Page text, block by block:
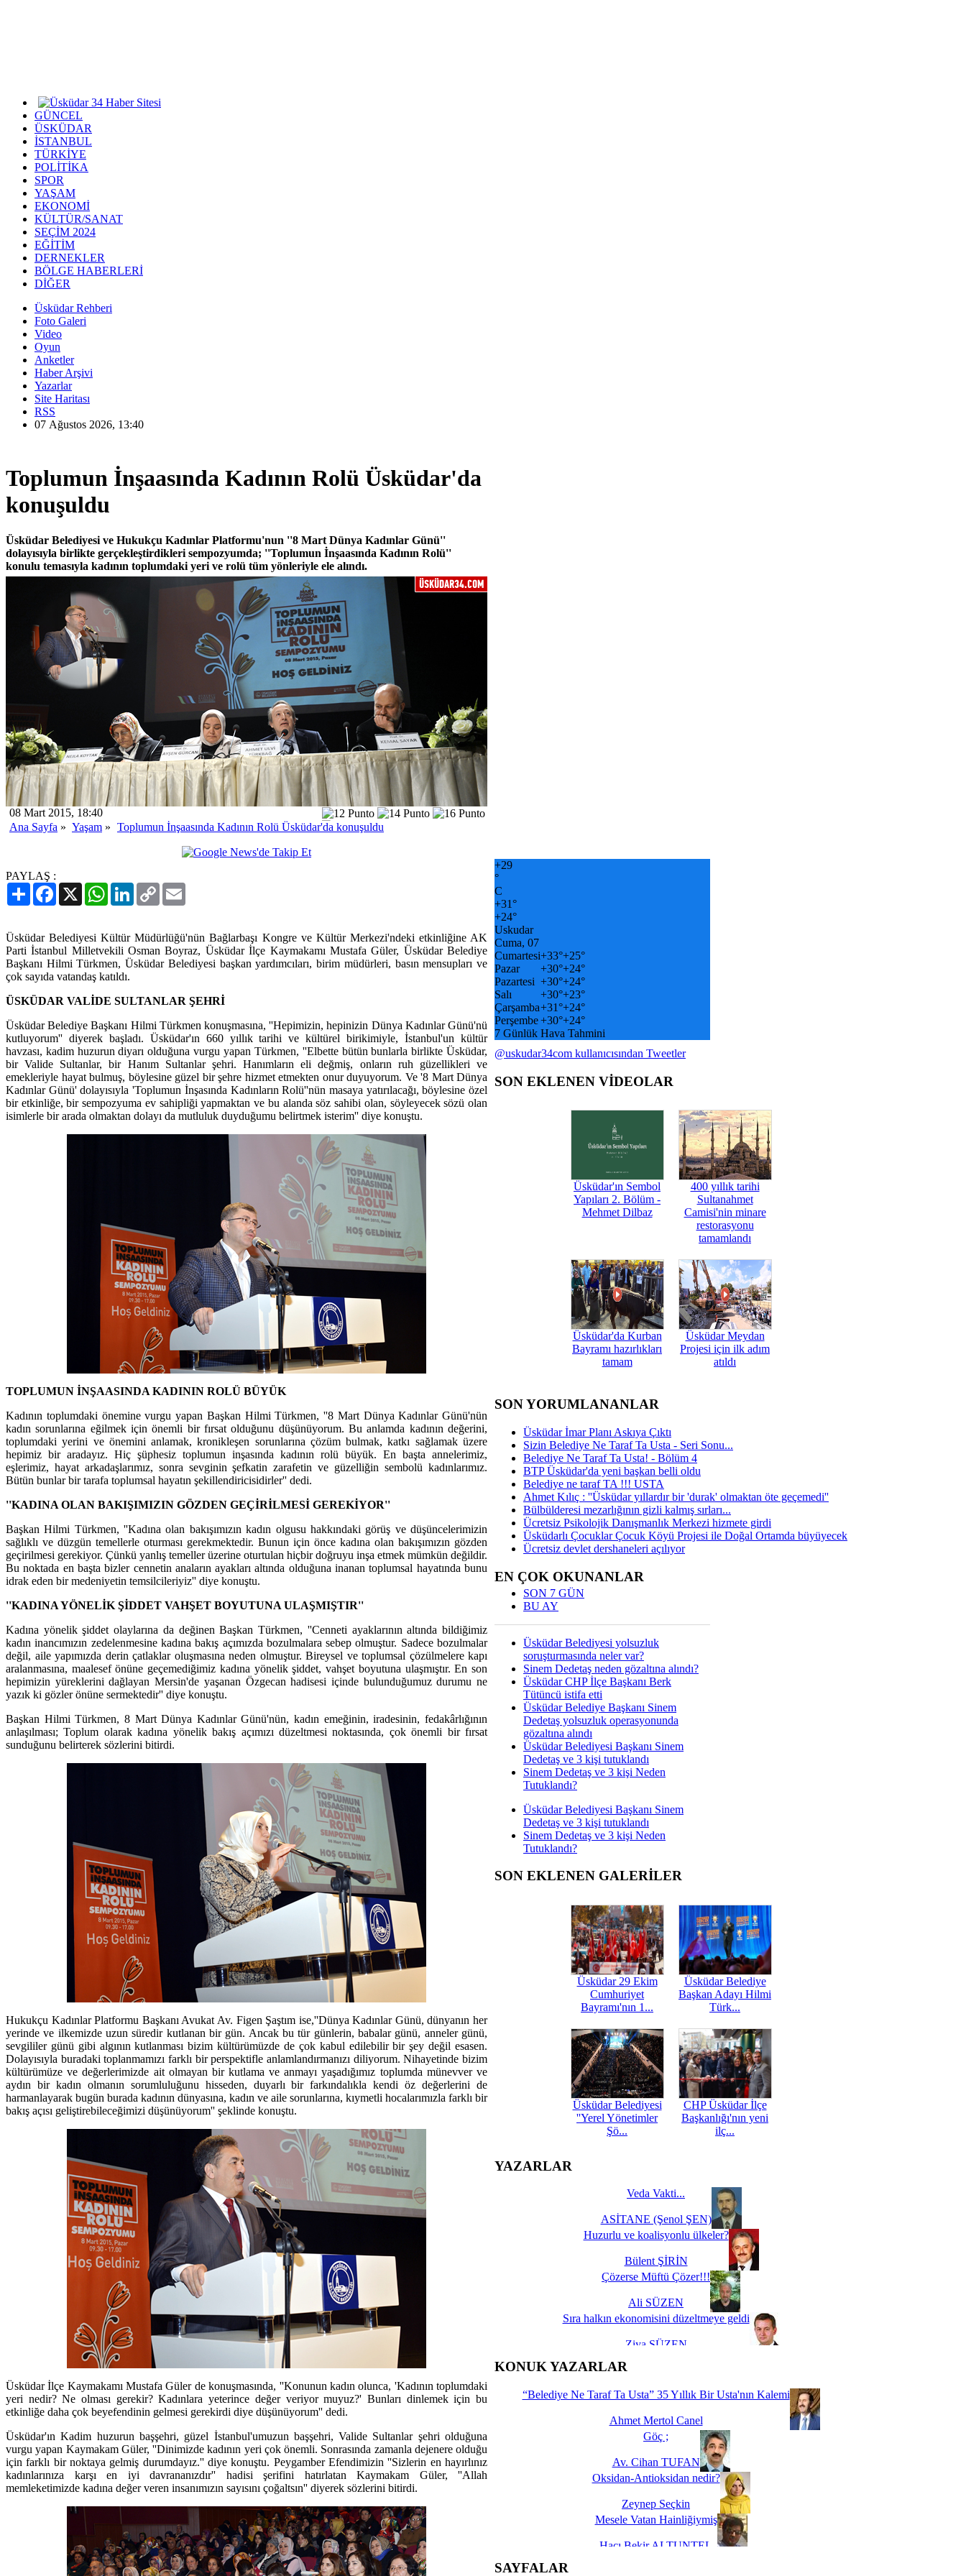
GÜNCEL
ÜSKÜDAR
İSTANBUL
TÜRKİYE
POLİTİKA
SPOR
YAŞAM
EKONOMİ
KÜLTÜR/SANAT
SEÇİM 2024
EĞİTİM
DERNEKLER
BÖLGE HABERLERİ
DİĞER
Üsküdar Rehberi
Foto Galeri
Video
Oyun
Anketler
Haber Arşivi
Yazarlar
Site Haritası
RSS
07 Ağustos 2026, 13:40
Toplumun İnşaasında Kadının Rolü Üsküdar'da
konuşuldu
Üsküdar Belediyesi ve Hukukçu Kadınlar Platformu'nun ''8 Mart Dünya Kadınlar Günü''
dolayısıyla birlikte gerçekleştirdikleri sempozyumda; ''Toplumun İnşaasında Kadının Rolü''
konulu temasıyla kadının toplumdaki yeri ve rolü tüm yönleriyle ele alındı.
08 Mart 2015, 18:40
Ana Sayfa » Yaşam » Toplumun İnşaasında Kadının Rolü Üsküdar'da konuşuldu
PAYLAŞ :
PaylaşFacebook
X WhatsAppLinkedIn
Copy
Link
Üsküdar Belediyesi Kültür Müdürlüğü'nün Bağlarbaşı Kongre ve Kültür Merkezi'ndeki etkinliğine AK
Parti İstanbul Milletvekili Osman Boyraz, Üsküdar İlçe Kaymakamı Mustafa Güler, Üsküdar Belediye
Başkanı Hilmi Türkmen, Üsküdar Belediyesi başkan yardımcıları, birim müdürleri, basın mensupları ve
çok sayıda vatandaş katıldı.
ÜSKÜDAR VALİDE SULTANLAR ŞEHRİ
Üsküdar Belediye Başkanı Hilmi Türkmen konuşmasına, ''Hepimizin, hepinizin Dünya Kadınlar Günü'nü
kutluyorum'' diyerek başladı. Üsküdar'ın 660 yıllık tarihi ve kültürel birikimiyle, İstanbul'un kültür
havzası, kadim huzurun diyarı olduğuna vurgu yapan Türkmen, ''Elbette bütün bunlarla birlikte Üsküdar,
bir Valide Sultanlar, bir Hanım Sultanlar şehri. Hanımların eli değmiş, onların ruh güzellikleri ve
emekleriyle hayat bulmuş, böylesine güzel bir şehre hizmet etmekten onur duyuyorum. Ve '8 Mart Dünya
Kadınlar Günü' dolayısıyla 'Toplumun İnşasında Kadınların Rolü''nün masaya yatırılacağı, böylesine özel
bir etkinliğe, bir sempozyuma ev sahipliği yapmaktan ve bu alanda söz sahibi olan, söyleyecek sözü olan
isimlerle bir arada olmaktan dolayı da mutluluk duyduğumu belirtmek isterim'' diye konuştu.
TOPLUMUN İNŞAASINDA KADININ ROLÜ BÜYÜK
Kadının toplumdaki önemine vurgu yapan Başkan Hilmi Türkmen, ''8 Mart Dünya Kadınlar Günü'nün
kadın sorunlarına eğilmek için önemli bir fırsat olduğunu düşünüyorum. Bu anlamda kadının değerini,
toplumdaki yerini ve önemini anlamak, kronikleşen sorunlarına çözüm bulmak, katkı sağlamak üzere
hepimiz bir aradayız. Hiç şüphesiz toplumun inşasında kadının rolü büyük. En başta annelerimiz,
eşlerimiz, hayat arkadaşlarımız, sonra sevginin şefkatin zarafetin ve güzelliğin sembolü kadınlarımız.
Bütün bunlar bir tarafa toplumsal hayatın şekillendiricisidirler'' dedi.
''KADINA OLAN BAKIŞIMIZIN GÖZDEN GEÇİRİLMESİ GEREKİYOR''
Başkan Hilmi Türkmen, ''Kadına olan bakışımızın kadın olgusu hakkındaki görüş ve düşüncelerimizin
sağlıklı ve düzgün temellerle oturması gerekmektedir. Bunun için önce kadına olan bakışımızın gözden
geçirilmesi gerekiyor. Çünkü yanlış temeller üzerine oturtulan hiçbir doğruyu inşa etmek mümkün değildir.
Bu noktada en başta bizler cennetin anaların ayakları altında olduğuna inanan toplumsal hayatında bunu
idrak eden bir medeniyetin temsilcileriyiz'' diye konuştu.
''KADINA YÖNELİK ŞİDDET VAHŞET BOYUTUNA ULAŞMIŞTIR''
Kadına yönelik şiddet olaylarına da değinen Başkan Türkmen, ''Cenneti ayaklarının altında bildiğimiz
kadın inancımızın zedelenmesine kadına bakış açımızda bozulmalara sebep olmuştur. Sadece bozulmalar
değil, aile yapımızda derin çatlaklar oluşmasına neden olmuştur. Bireysel ve toplumsal çözülmelere kapı
aralanmasına, maalesef önüne geçemediğimiz kadına yönelik şiddet, vahşet boyutuna ulaşmıştır. En son
hepimizin yüreklerini dağlayan Mersin'de yaşanan Özgecan hadisesi içinde bulunduğumuz durumu ne
yazık ki gözler önüne sermektedir'' diye konuştu.
Başkan Hilmi Türkmen, 8 Mart Dünya Kadınlar Günü'nün, kadın emeğinin, iradesinin, fedakârlığının
anlaşılması; Toplum olarak kadına yönelik bakış açımızı düzeltmesi noktasında, çok önemli bir fırsat
sunduğunu belirterek sözlerini bitirdi.
Hukukçu Kadınlar Platformu Başkanı Avukat Av. Figen Şaştım ise,''Dünya Kadınlar Günü, dünyanın her
yerinde ve ilkemizde uzun süredir kutlanan bir gün. Ancak bu tür günlerin, babalar günü, anneler günü,
sevgililer günü gibi algının kutlanması bizim kültürümüzde de çok kabul edilebilir bir şey değil esasen.
Dolayısıyla buradaki toplanmamızı farklı bir perspektifle anlamlandırmanızı diliyorum. Nihayetinde bizim
kültürümüze ve değerlerimizde ait olmayan bir kutlama ve anmayı yaşadığımız toplumda münevver ve
aydın bir kadın olmanın sorumluluğunu hisseden, duyarlı bir farkındalıkla kendi öz değerlerini de
harmanlayarak bugün burada kadının dünyasına, kadın ve aile sorunlarına, kıymetli hocalarımızla farklı bir
bakış açısı geliştirebileceğimizi düşünüyorum'' şeklinde konuştu.
Üsküdar İlçe Kaymakamı Mustafa Güler de konuşmasında, ''Konunun kadın olunca, 'Kadının toplumdaki
yeri nedir? Ne olması gerekir? Kadınlara yeterince değer veriyor muyuz?' Bunları dinlemek için bu
etkinliğe daha çok beyefendinin gelmesi gerekirdi diye düşünüyorum'' dedi.
Üsküdar'ın Kadim huzurun başşehri, güzel İstanbul'umuzun başşehri, Valide Sultanlar şehri olduğuna
vurgu yapan Kaymakam Güler, ''Dinimizde kadının yeri çok önemli. Sonrasında zamanla dejenere olduğu
için farklı bir noktaya gelmiş durumdayız.'' diye konuştu. Peygamber Efendimizin ''Sizlerin en hayırlınız
kadınlarınıza karşı en iyi davrananızdır'' hadisi şerifini hatırlatan Kaymakam Güler, ''Allah
memleketimizde kadına değer veren insanımızın sayısını çoğaltsın'' diyerek sözlerini bitirdi.
+29
°
C
+31°
+24°
Uskudar
Cuma, 07
Cumartesi+33°+25°
Pazar
+30°+24°
Pazartesi +30°+24°
Salı
+30°+23°
Çarşamba+31°+24°
Perşembe+30°+24°
7 Günlük Hava Tahmini
@uskudar34com kullanıcısından Tweetler
SON EKLENEN VİDEOLAR
Üsküdar'ın Sembol
Yapıları 2. Bölüm -
Mehmet Dilbaz
400 yıllık tarihi
Sultanahmet
Camisi'nin minare
restorasyonu
tamamlandı
Üsküdar'da Kurban
Bayramı hazırlıkları
tamam
Üsküdar Meydan
Projesi için ilk adım
atıldı
SON YORUMLANANLAR
Üsküdar İmar Planı Askıya Çıktı
Sizin Belediye Ne Taraf Ta Usta - Seri Sonu...
Belediye Ne Taraf Ta Usta! - Bölüm 4
BTP Üsküdar'da yeni başkan belli oldu
Belediye ne taraf TA !!! USTA
Ahmet Kılıç : ''Üsküdar yıllardır bir 'durak' olmaktan öte geçemedi''
Bülbülderesi mezarlığının gizli kalmış sırları...
Ücretsiz Psikolojik Danışmanlık Merkezi hizmete girdi
Üsküdarlı Çocuklar Çocuk Köyü Projesi ile Doğal Ortamda büyüyecek
Ücretsiz devlet dershaneleri açılıyor
EN ÇOK OKUNANLAR
SON 7 GÜN
BU AY
Üsküdar Belediyesi yolsuzluk
soruşturmasında neler var?
Sinem Dedetaş neden gözaltına alındı?
Üsküdar CHP İlçe Başkanı Berk
Tütüncü istifa etti
Üsküdar Belediye Başkanı Sinem
Dedetaş yolsuzluk operasyonunda
gözaltına alındı
Üsküdar Belediyesi Başkanı Sinem
Dedetaş ve 3 kişi tutuklandı
Sinem Dedetaş ve 3 kişi Neden
Tutuklandı?
Üsküdar Belediyesi Başkanı Sinem
Dedetaş ve 3 kişi tutuklandı
Sinem Dedetaş ve 3 kişi Neden
Tutuklandı?
SON EKLENEN GALERİLER
Üsküdar 29 Ekim
Cumhuriyet
Bayramı'nın 1...
Üsküdar Belediye
Başkan Adayı Hilmi
Türk...
Üsküdar Belediyesi
''Yerel Yönetimler
Şö...
CHP Üsküdar İlçe
Başkanlığı'nın yeni
ilç...
YAZARLAR
Veda Vakti...
ASİTANE (Şenol ŞEN)
Huzurlu ve koalisyonlu ülkeler?
Bülent ŞİRİN
Çözerse Müftü Çözer!!!
Ali SÜZEN
Sıra halkın ekonomisini düzeltmeye geldi
Ziya SÜZEN
İşte Biz buyuz...
KONUK YAZARLAR
“Belediye Ne Taraf Ta Usta” 35 Yıllık Bir Usta'nın Kalemi
Ahmet Mertol Canel
Göç ;
Av. Cihan TUFAN
Oksidan-Antioksidan nedir?
Zeynep Seçkin
Mesele Vatan Hainliğiymiş
Hacı Bekir ALTUNTEL
SAYFALAR